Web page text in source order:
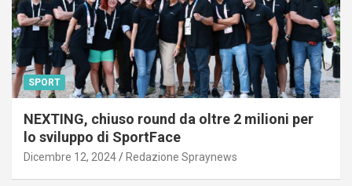
SPORT
NEXTING, chiuso round da oltre 2 milioni per
lo sviluppo di SportFace
Dicembre 12, 2024 Redazione Spraynews